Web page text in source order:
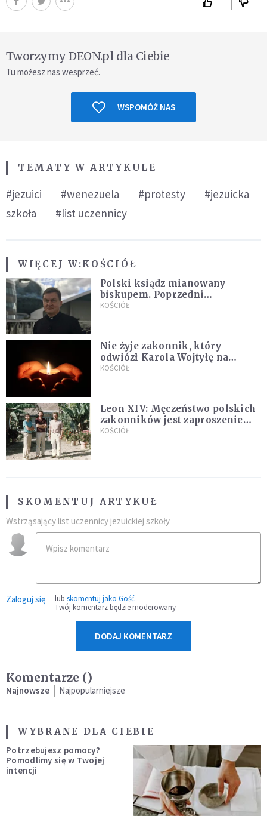
Tworzymy DEON.pl dla Ciebie
Tu możesz nas wesprzeć.
WSPOMÓŻ NAS
TEMATY W ARTYKULE
#jezuici #wenezuela #protesty
#jezuicka
szkoła
#list uczennicy
WIĘCEJ W:KOŚCIÓŁ
Polski ksiądz mianowany
biskupem. Poprzedni
ordynariusz zrezygnował
KOŚCIÓŁ
Nie żyje zakonnik, który
odwiózł Karola Wojtyłę na
konklawe. Jan Paweł II nazywał
KOŚCIÓŁ
Leon XIV: Męczeństwo polskich
zakonników jest zaproszeniem
do jedności i misji całego
KOŚCIÓŁ
SKOMENTUJ ARTYKUŁ
Wstrząsający list uczennicy jezuickiej szkoły
Zaloguj się lub skomentuj jako Gość
Twój komentarz będzie moderowany
DODAJ KOMENTARZ
Komentarze ()
Najnowsze Najpopularniejsze
WYBRANE DLA CIEBIE
Potrzebujesz pomocy?
Pomodlimy się w Twojej
intencji